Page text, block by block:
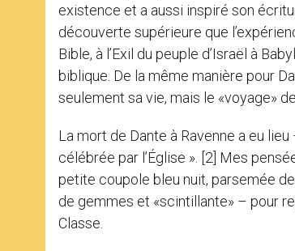
existence et a aussi inspiré son
découverte supérieure que
Bible, à l’Exil du peuple d’Israël à
biblique. De la même manière pour
seulement sa vie, mais le «voyage»
La mort de Dante à Ravenne a eu
célébrée par l’Église ». [2] Mes
petite coupole bleu nuit, parsemée
de gemmes et «scintillante» – pour
Classe.